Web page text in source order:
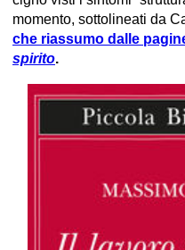
momento, sottolineati da
che riassumo dalle
spirito.